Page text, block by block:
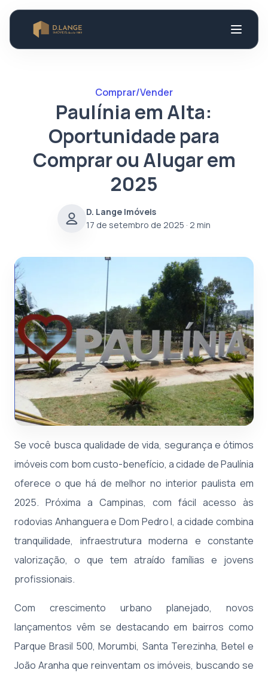
Comprar/Vender
Paulínia em Alta:
Oportunidade para
Comprar ou Alugar em
2025
D. Lange Imóveis
17 de setembro de 2025 · 2 min
Se você busca qualidade de vida, segurança e ótimos
imóveis com bom custo-benefício, a cidade de Paulínia
oferece o que há de melhor no interior paulista em
2025. Próxima a Campinas, com fácil acesso às
rodovias Anhanguera e Dom Pedro I, a cidade combina
tranquilidade, infraestrutura moderna e constante
valorização, o que tem atraído famílias e jovens
profissionais.
Com crescimento urbano planejado, novos
lançamentos vêm se destacando em bairros como
Parque Brasil 500, Morumbi, Santa Terezinha, Betel e
João Aranha que reinventam os imóveis, buscando se